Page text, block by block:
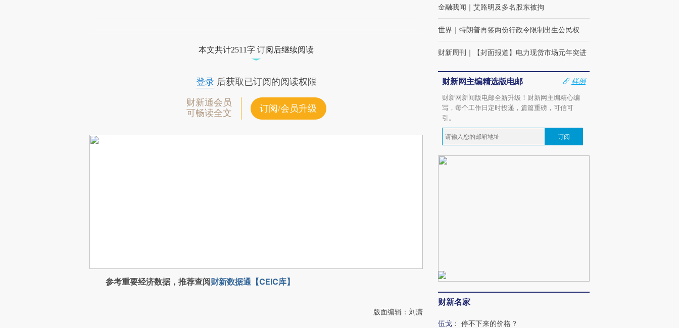
本文共计2511字 订阅后继续阅读
登录后获取已订阅的阅读权限
财新通会员
可畅读全文
订阅/会员升级
参考重要经济数据，推荐查阅财新数据通【CEIC库】
版面编辑：刘潇
金融我闻 ｜ 艾路明及多名股东被拘
世界 ｜ 特朗普再签两份行政令限制出生公民权
财新周刊 ｜ 【封面报道】电力现货市场元年突进
财新网主编精选版电邮
样例
财新网新闻版电邮全新升级！财新网主编精心编
写，每个工作日定时投递，篇篇重磅，可信可
引。
订阅
财新名家
伍戈 ： 停不下来的价格？